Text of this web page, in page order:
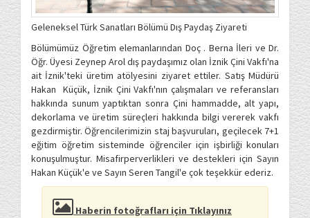
Geleneksel Türk Sanatları Bölümü Dış Paydaş Ziyareti
Bölümümüz Öğretim elemanlarından Doç . Berna İleri ve Dr.
Öğr. Üyesi Zeynep Arol dış paydaşımız olan İznik Çini Vakfı'na
ait İznik'teki üretim atölyesini ziyaret ettiler. Satış Müdürü
Hakan Küçük, İznik Çini Vakfı'nın çalışmaları ve referansları
hakkında sunum yaptıktan sonra Çini hammadde, alt yapı,
dekorlama ve üretim süreçleri hakkında bilgi vererek vakfı
gezdirmiştir. Öğrencilerimizin staj başvuruları, geçilecek 7+1
eğitim öğretim sisteminde öğrenciler için işbirliği konuları
konuşulmuştur. Misafirperverlikleri ve destekleri için Sayın
Hakan Küçük'e ve Sayın Seren Tangil'e çok teşekkür ederiz.
Haberin fotoğrafları için Tıklayınız